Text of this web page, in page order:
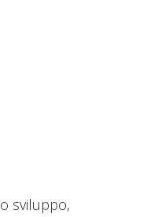
sviluppo,